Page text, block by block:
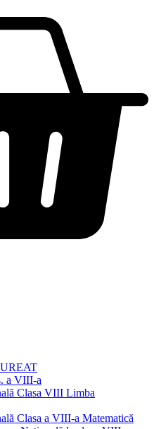
a VIII-a
Clasa VIII Limba
Clasa a VIII-a Matematică